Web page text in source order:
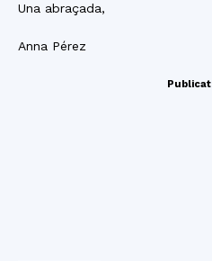
Una abraçada,
Anna Pérez